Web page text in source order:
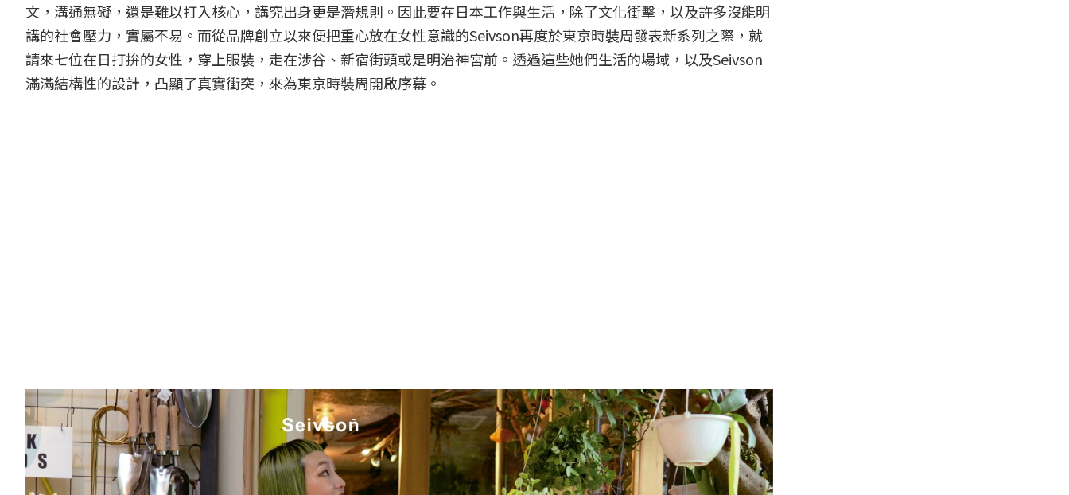
文，溝通無礙，還是難以打入核心，講究出身更是潛規則。因此要在日本工作與生活，除了文化衝擊，以及許多沒能明
講的社會壓力，實屬不易。而從品牌創立以來便把重心放在女性意識的Seivson再度於東京時裝周發表新系列之際，就
請來七位在日打拚的女性，穿上服裝，走在涉谷、新宿街頭或是明治神宮前。透過這些她們生活的場域，以及Seivson
滿滿結構性的設計，凸顯了真實衝突，來為東京時裝周開啟序幕。